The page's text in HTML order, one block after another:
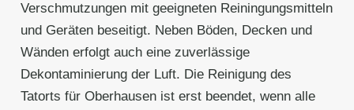
Verschmutzungen mit geeigneten Reiningungsmitteln
und Geräten beseitigt. Neben Böden, Decken und
Wänden erfolgt auch eine zuverlässige
Dekontaminierung der Luft. Die Reinigung des
Tatorts für Oberhausen ist erst beendet, wenn alle